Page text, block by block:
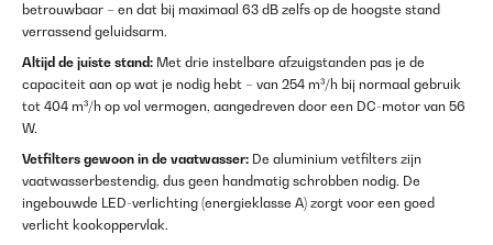
betrouwbaar – en dat bij maximaal 63 dB zelfs op de hoogste stand
verrassend geluidsarm.
Altijd de juiste stand: Met drie instelbare afzuigstanden pas je de
capaciteit aan op wat je nodig hebt – van 254 m³/h bij normaal gebruik
tot 404 m³/h op vol vermogen, aangedreven door een DC-motor van 56
W.
Vetfilters gewoon in de vaatwasser: De aluminium vetfilters zijn
vaatwasserbestendig, dus geen handmatig schrobben nodig. De
ingebouwde LED-verlichting (energieklasse A) zorgt voor een goed
verlicht kookoppervlak.